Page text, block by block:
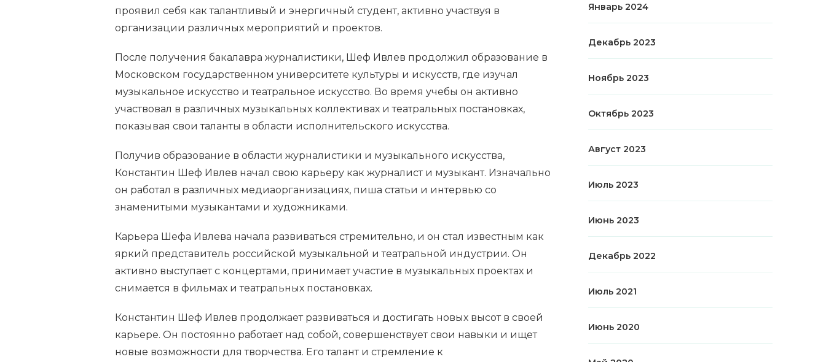
проявил себя как талантливый и энергичный студент, активно участвуя в
организации различных мероприятий и проектов.
После получения бакалавра журналистики, Шеф Ивлев продолжил образование в
Московском государственном университете культуры и искусств, где изучал
музыкальное искусство и театральное искусство. Во время учебы он активно
участвовал в различных музыкальных коллективах и театральных постановках,
показывая свои таланты в области исполнительского искусства.
Получив образование в области журналистики и музыкального искусства,
Константин Шеф Ивлев начал свою карьеру как журналист и музыкант. Изначально
он работал в различных медиаорганизациях, пиша статьи и интервью со
знаменитыми музыкантами и художниками.
Карьера Шефа Ивлева начала развиваться стремительно, и он стал известным как
яркий представитель российской музыкальной и театральной индустрии. Он
активно выступает с концертами, принимает участие в музыкальных проектах и
снимается в фильмах и театральных постановках.
Константин Шеф Ивлев продолжает развиваться и достигать новых высот в своей
карьере. Он постоянно работает над собой, совершенствует свои навыки и ищет
новые возможности для творчества. Его талант и стремление к
Январь 2024
Декабрь 2023
Ноябрь 2023
Октябрь 2023
Август 2023
Июль 2023
Июнь 2023
Декабрь 2022
Июль 2021
Июнь 2020